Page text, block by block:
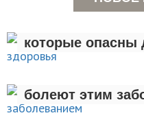
которые опасны
болеют этим
Эксперты: есть